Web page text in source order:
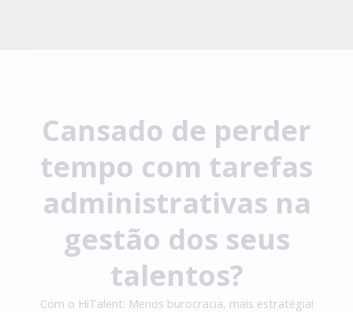
Cansado de perder
tempo com tarefas
administrativas na
gestão dos seus
talentos?
Com o HiTalent: Menos burocracia, mais estratégia!